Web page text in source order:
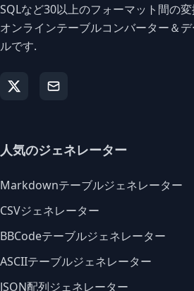
SQLなど30以上のフォーマット間の
オンラインテーブルコンバーター＆
ルです.
人気のジェネレーター
Markdownテーブルジェネレーター
CSVジェネレーター
BBCodeテーブルジェネレーター
ASCIIテーブルジェネレーター
JSON配列ジェネレーター